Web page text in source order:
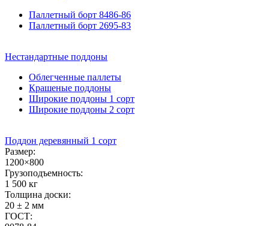
Паллетный борт 8486-86
Паллетный борт 2695-83
Нестандартные поддоны
Облегченные паллеты
Крашеные поддоны
Широкие поддоны 1 сорт
Широкие поддоны 2 сорт
Поддон деревянный 1 сорт
Размер:
1200×800
Грузоподъемность:
1 500 кг
Толщина доски:
20 ± 2 мм
ГОСТ: